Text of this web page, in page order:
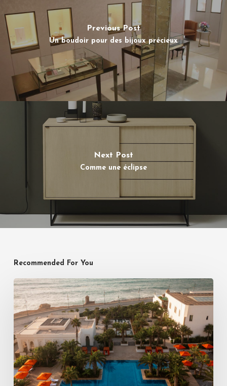
Previous Post
Un boudoir pour des bijoux précieux
Next Post
Comme une éclipse
Recommended For You